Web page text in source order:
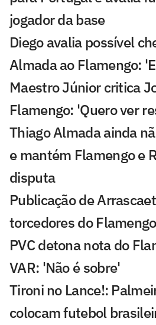
jogador da base
Diego avalia possível
Almada ao Flamengo:
Maestro Júnior critica
Flamengo: 'Quero ver
Thiago Almada ainda
e mantém Flamengo e
disputa
Publicação de
torcedores do
PVC detona nota do
VAR: 'Não é sobre'
Tironi no Lance!:
colocam futebol